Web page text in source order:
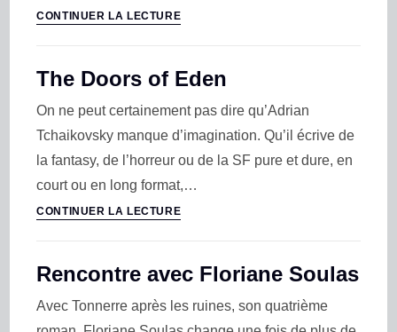
CONTINUER LA LECTURE
The Doors of Eden
On ne peut certainement pas dire qu’Adrian
Tchaikovsky manque d’imagination. Qu’il écrive de
la fantasy, de l’horreur ou de la SF pure et dure, en
court ou en long format,…
CONTINUER LA LECTURE
Rencontre avec Floriane Soulas
Avec Tonnerre après les ruines, son quatrième